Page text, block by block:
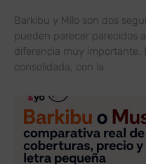
Barkibu y Milo son dos
pueden parecer parecidos
diferencia muy importante.
consolidada, con la